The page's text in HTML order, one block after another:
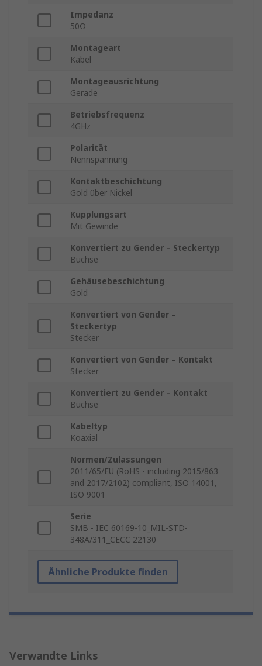
Impedanz
50Ω
Montageart
Kabel
Montageausrichtung
Gerade
Betriebsfrequenz
4GHz
Polarität
Nennspannung
Kontaktbeschichtung
Gold über Nickel
Kupplungsart
Mit Gewinde
Konvertiert zu Gender – Steckertyp
Buchse
Gehäusebeschichtung
Gold
Konvertiert von Gender –
Steckertyp
Stecker
Konvertiert von Gender – Kontakt
Stecker
Konvertiert zu Gender – Kontakt
Buchse
Kabeltyp
Koaxial
Normen/Zulassungen
2011/65/EU (RoHS - including 2015/863
and 2017/2102) compliant, ISO 14001,
ISO 9001
Serie
SMB - IEC 60169-10_MIL-STD-
348A/311_CECC 22130
Ähnliche Produkte finden
Verwandte Links